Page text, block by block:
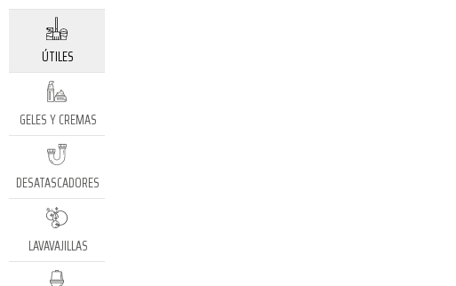
ÚTILES
GELES Y CREMAS
DESATASCADORES
LAVAVAJILLAS